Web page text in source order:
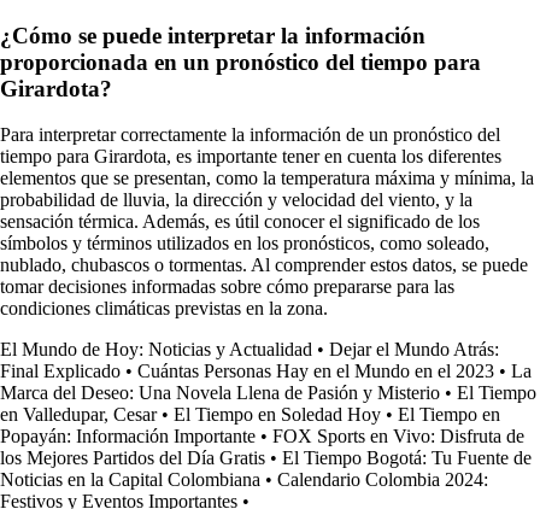
¿Cómo se puede interpretar la información
proporcionada en un pronóstico del tiempo para
Girardota?
Para interpretar correctamente la información de un pronóstico del
tiempo para Girardota, es importante tener en cuenta los diferentes
elementos que se presentan, como la temperatura máxima y mínima, la
probabilidad de lluvia, la dirección y velocidad del viento, y la
sensación térmica. Además, es útil conocer el significado de los
símbolos y términos utilizados en los pronósticos, como soleado,
nublado, chubascos o tormentas. Al comprender estos datos, se puede
tomar decisiones informadas sobre cómo prepararse para las
condiciones climáticas previstas en la zona.
El Mundo de Hoy: Noticias y Actualidad • Dejar el Mundo Atrás:
Final Explicado • Cuántas Personas Hay en el Mundo en el 2023 • La
Marca del Deseo: Una Novela Llena de Pasión y Misterio • El Tiempo
en Valledupar, Cesar• El Tiempo en Soledad Hoy • El Tiempo en
Popayán: Información Importante • FOX Sports en Vivo: Disfruta de
los Mejores Partidos del Día Gratis • El Tiempo Bogotá: Tu Fuente de
Noticias en la Capital Colombiana • Calendario Colombia 2024:
Festivos y Eventos Importantes •